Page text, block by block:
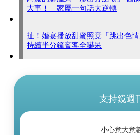
大事！ 家屬一句話大逆轉
扯！婚宴播放甜蜜照竟「跳出色
持續半分鐘賓客全嚇呆
支持鏡週
小心意大意